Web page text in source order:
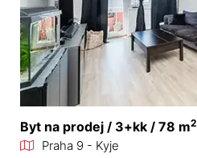
Byt na prodej / 3+kk / 78 m2
Praha 9 - Kyje